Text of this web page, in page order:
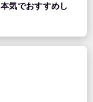
気でおすすめし